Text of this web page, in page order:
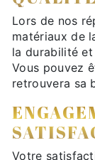
Lors de nos
matériaux de
la durabilité
Vous pouvez
retrouvera sa
Votre